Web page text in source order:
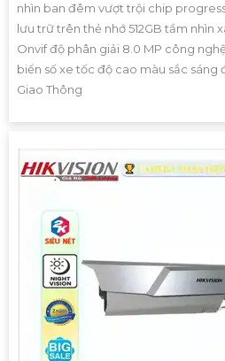
nhìn ban đêm vượt trội chip
lưu trữ trên thẻ nhớ 512GB tầm nhìn
Onvif độ phân giải 8.0 MP công
biển số xe tốc độ cao màu sắc
Giao Thông